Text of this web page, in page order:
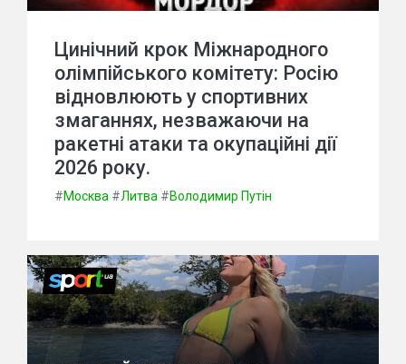
Цинічний крок Міжнародного
олімпійського комітету: Росію
відновлюють у спортивних
змаганнях, незважаючи на
ракетні атаки та окупаційні дії
2026 року.
#Москва #Литва #Володимир Путін